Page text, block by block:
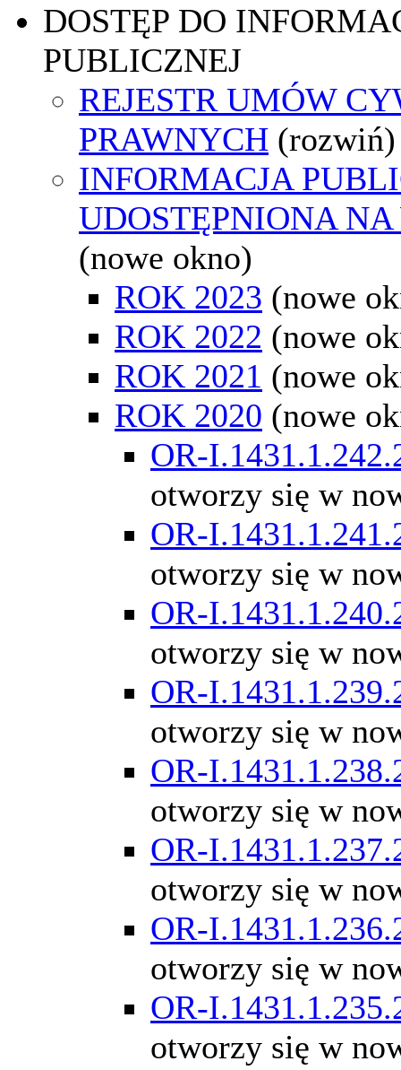
DOSTĘP DO
PUBLICZNEJ
REJESTR UMÓW
PRAWNYCH (rozwiń)
INFORMACJA
UDOSTĘPNIONA
(nowe okno)
ROK 2023 (nowe
ROK 2022 (nowe
ROK 2021 (nowe
ROK 2020 (nowe
OR-
otworzy się w
OR-
otworzy się w
OR-
otworzy się w
OR-
otworzy się w
OR-
otworzy się w
OR-
otworzy się w
OR-
otworzy się w
OR-
otworzy się w